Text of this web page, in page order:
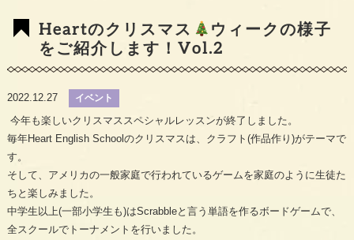
Heartのクリスマス
ウィークの様子
をご紹介します！Vol.2
2022.12.27 イベント
今年も楽しいクリスマススペシャルレッスンが終了しました。
毎年Heart English Schoolのクリスマスは、クラフト(作品作り)がテーマで
す。
そして、アメリカの一般家庭で行われているゲームを家庭のように生徒た
ちと楽しみました。
中学生以上(一部小学生も)はScrabbleと言う単語を作るボードゲームで、
全スクールでトーナメントを行いました。